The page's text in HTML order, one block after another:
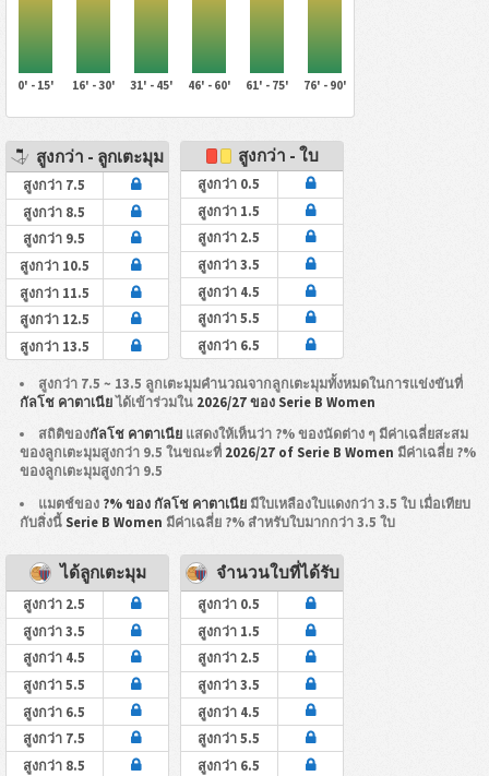
0' - 15' 16' - 30' 31' - 45' 46' - 60' 61' - 75' 76' - 90'
สูงกว่า - ลูกเตะมุม
สูงกว่า 7.5
สูงกว่า 8.5
สูงกว่า 9.5
สูงกว่า 10.5
สูงกว่า 11.5
สูงกว่า 12.5
สูงกว่า 13.5
สูงกว่า - ใบ
สูงกว่า 0.5
สูงกว่า 1.5
สูงกว่า 2.5
สูงกว่า 3.5
สูงกว่า 4.5
สูงกว่า 5.5
สูงกว่า 6.5
สูงกว่า 7.5 ~ 13.5 ลูกเตะมุมคำนวณจากลูกเตะมุมทั้งหมดในการแข่งขันที่
กัลโช คาตาเนียได้เข้าร่วมใน 2026/27 ของ Serie B Women
สถิติของกัลโช คาตาเนีย แสดงให้เห็นว่า ?% ของนัดต่าง ๆ มีค่าเฉลี่ยสะสม
ของลูกเตะมุมสูงกว่า 9.5 ในขณะที่ 2026/27 of Serie B Women มีค่าเฉลี่ย ?%
ของลูกเตะมุมสูงกว่า 9.5
แมตช์ของ ?% ของ กัลโช คาตาเนีย มีใบเหลืองใบแดงกว่า 3.5 ใบ เมื่อเทียบ
กับสิ่งนี้ Serie B Women มีค่าเฉลี่ย ?% สำหรับใบมากกว่า 3.5 ใบ
ได้ลูกเตะมุม
สูงกว่า 2.5
สูงกว่า 3.5
สูงกว่า 4.5
สูงกว่า 5.5
สูงกว่า 6.5
สูงกว่า 7.5
สูงกว่า 8.5
จำนวนใบที่ได้รับ
สูงกว่า 0.5
สูงกว่า 1.5
สูงกว่า 2.5
สูงกว่า 3.5
สูงกว่า 4.5
สูงกว่า 5.5
สูงกว่า 6.5